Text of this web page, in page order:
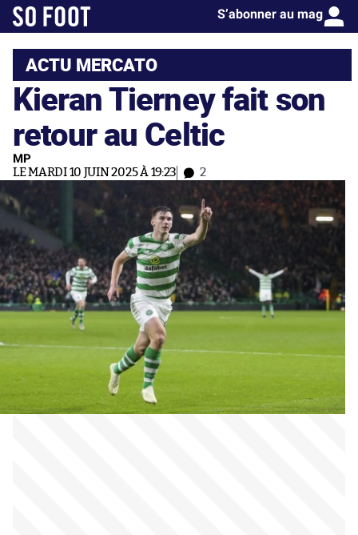
S’abonner au mag
ACTU MERCATO
Kieran Tierney fait son
retour au Celtic
MP
LE MARDI 10 JUIN 2025 À 19:23 2